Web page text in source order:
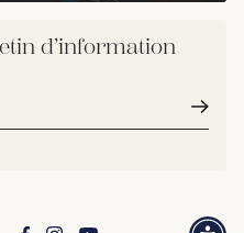
d’information